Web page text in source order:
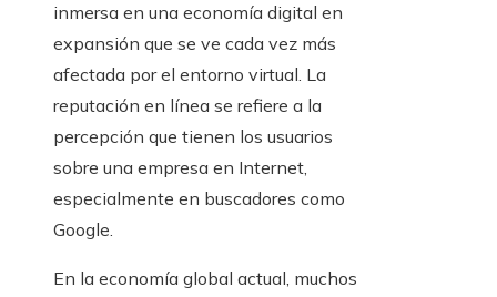
inmersa en una economía digital en
expansión que se ve cada vez más
afectada por el entorno virtual. La
reputación en línea se refiere a la
percepción que tienen los usuarios
sobre una empresa en Internet,
especialmente en buscadores como
Google.
En la economía global actual, muchos